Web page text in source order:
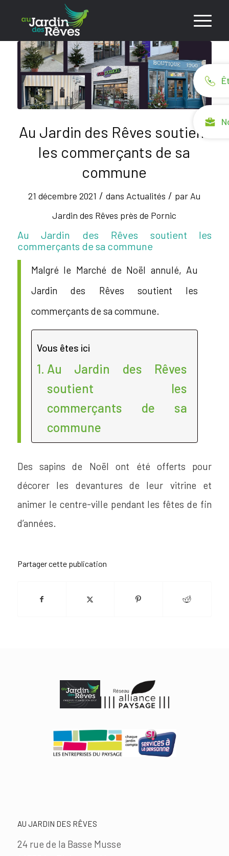
Au Jardin des Rêves soutient
les commerçants de sa
commune
21 décembre 2021 / dans Actualités / par Au
Jardin des Rêves près de Pornic
Au Jardin des Rêves soutient les
commerçants de sa commune
Malgré le Marché de Noël annulé, Au
Jardin des Rêves soutient les
commerçants de sa commune.
Vous êtes ici
Au Jardin des Rêves
soutient les
commerçants de sa
commune
Des sapins de Noël ont été offerts pour
décorer les devantures de leur vitrine et
animer le centre-ville pendant les fêtes de fin
d’années.
Partager cette publication
AU JARDIN DES RÊVES
24 rue de la Basse Musse